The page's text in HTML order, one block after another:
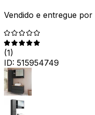
Vendido e entregue por
(1)
ID: 515954749